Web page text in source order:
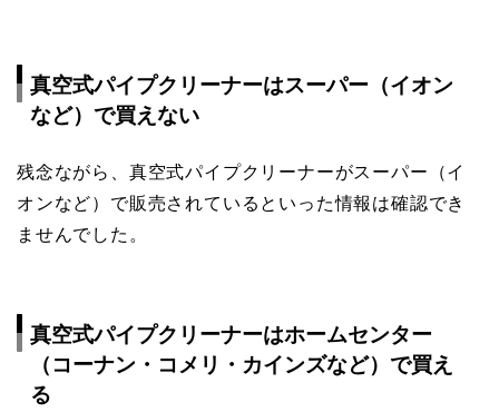
真空式パイプクリーナーはスーパー（イオン
など）で買えない
残念ながら、真空式パイプクリーナーがスーパー（イ
オンなど）で販売されているといった情報は確認でき
ませんでした。
真空式パイプクリーナーはホームセンター
（コーナン・コメリ・カインズなど）で買え
る